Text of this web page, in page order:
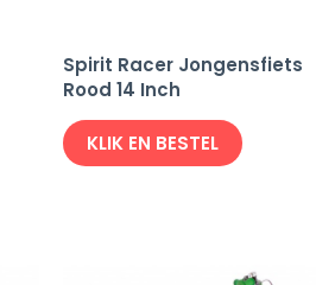
Spirit Racer Jongensfiets
Rood 14 Inch
KLIK EN BESTEL